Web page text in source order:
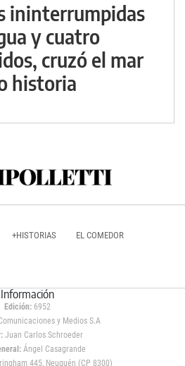
ininterrumpidas
y cuatro
cruzó el mar
historia
+HISTORIAS EL COMEDOR
Información
Edición: 6952
y Medios S.A
Juan Carlos Schroeder
Ángel Casagrande
445, Neuquén (CP 8300)